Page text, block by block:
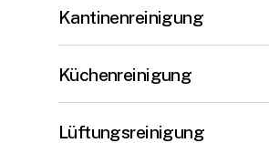
Kantinenreinigung
Küchenreinigung
Lüftungsreinigung